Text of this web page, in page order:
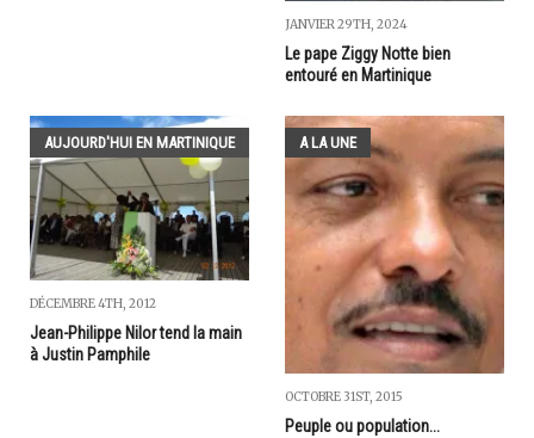
JANVIER 29TH, 2024
Le pape Ziggy Notte bien
entouré en Martinique
AUJOURD'HUI EN MARTINIQUE
DÉCEMBRE 4TH, 2012
Jean-Philippe Nilor tend la main
à Justin Pamphile
A LA UNE
OCTOBRE 31ST, 2015
Peuple ou population...